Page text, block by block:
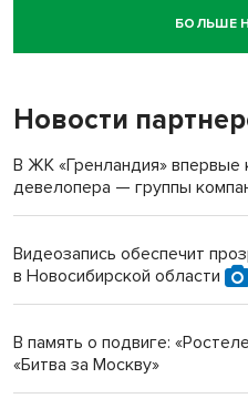
Новосибирский суд наказал
пенсионерки на вокзале
«Мы живём на пастбище!»: в
терроризируют жителей
Новосибирский
БОЛЬШЕ
Новости
В ЖК «Гренландия» впервые
девелопера — группы
Видеозапись обеспечит
в Новосибирской области
В память о подвиге:
«Битва за Москву»